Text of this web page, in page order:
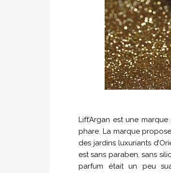
Lift’Argan est une
phare. La marque
des jardins luxuriants
est sans paraben, sans
parfum était un peu